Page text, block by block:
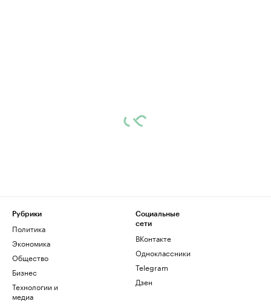
Рубрики
Политика
Экономика
Общество
Бизнес
Технологии и
медиа
Социальные
сети
ВКонтакте
Одноклассники
Telegram
Дзен